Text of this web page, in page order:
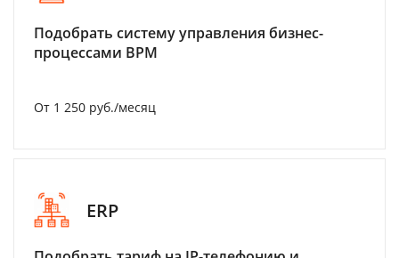
Подобрать систему управления бизнес-
процессами BPM
От 1 250 руб./месяц
ERP